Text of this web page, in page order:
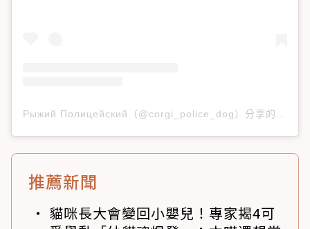
Рыжий Полицейский（@corgi_police_dog）分享的貼文
推薦新聞
貓咪長大會變回小嬰兒！專家揭4可